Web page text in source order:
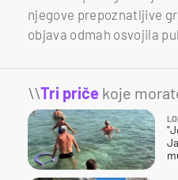
njegove prepoznatljive
objava odmah osvojila
\\Tri priče koje